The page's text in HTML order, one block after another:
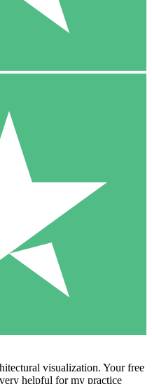
visualization. Your free
helpful for my practice